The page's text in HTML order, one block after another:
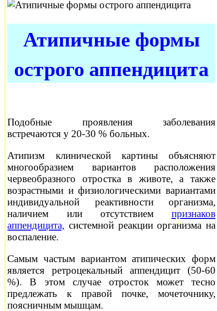
Атипичные формы
острого аппендицита
Подобные проявления заболевания
встречаются у 20-30 % больных.
Атипизм клинической картины объясняют
многообразием вариантов расположения
червеобразного отростка в животе, а также
возрастными и физиологическими вариантами
индивидуальной реактивности организма,
наличием или отсутствием признаков
аппендицита, системной реакции организма на
воспаление.
Самым частым вариантом атипических форм
является ретроцекальный аппендицит (50-60
%). В этом случае отросток может тесно
предлежать к правой почке, мочеточнику,
поясничным мышцам.